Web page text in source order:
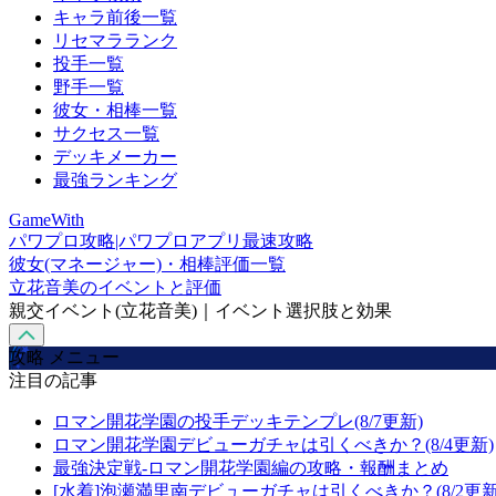
キャラ前後一覧
リセマラランク
投手一覧
野手一覧
彼女・相棒一覧
サクセス一覧
デッキメーカー
最強ランキング
GameWith
パワプロ攻略|パワプロアプリ最速攻略
彼女(マネージャー)・相棒評価一覧
立花音美のイベントと評価
親交イベント(立花音美)｜イベント選択肢と効果
攻略 メニュー
注目の記事
ロマン開花学園の投手デッキテンプレ(8/7更新)
ロマン開花学園デビューガチャは引くべきか？(8/4更新)
最強決定戦-ロマン開花学園編の攻略・報酬まとめ
[水着]泡瀬満里南デビューガチャは引くべきか？(8/2更